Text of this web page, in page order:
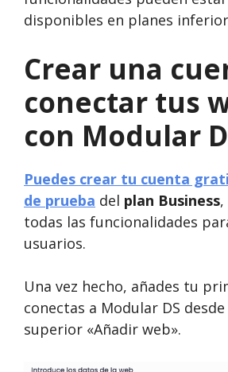
disponibles en planes
Crear una
conectar tus
con Modular
Puedes crear tu cuenta
de prueba del plan Business
todas las funcionalidades
usuarios.
Una vez hecho, añades tu
conectas a Modular DS
superior «Añadir web».